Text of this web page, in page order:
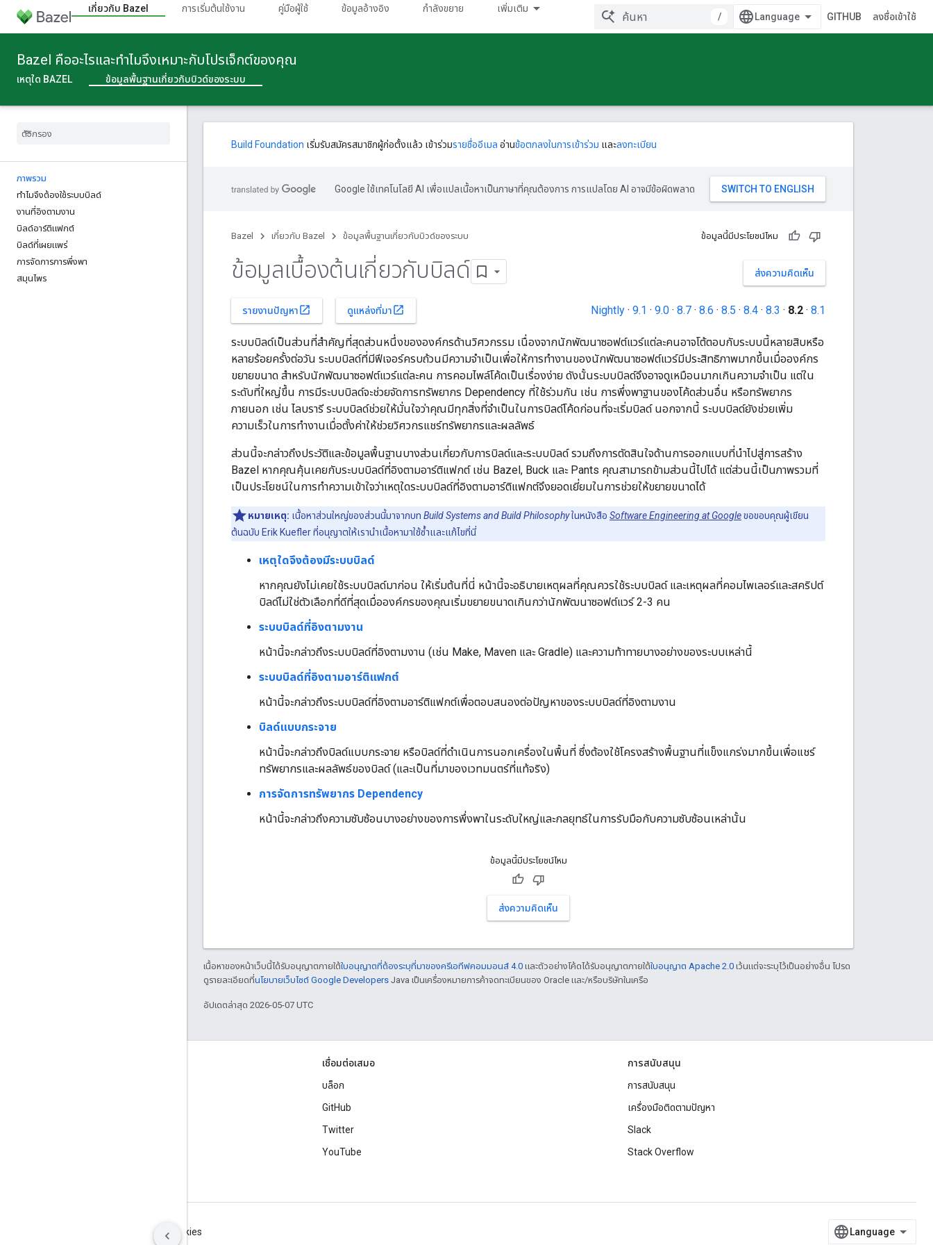
เกี่ยวกับ Bazel การเริ่มต้นใช้งาน คู่มือผู้ใช้ ข้อมูลอ้างอิง กําลังขยาย เพิ่มเติม
/ GITHUB ลงชื่อเข้าใช้
Bazel คืออะไรและทําไมจึงเหมาะกับโปรเจ็กต์ของคุณ
เหตุใด BAZEL ข้อมูลพื้นฐานเกี่ยวกับบิวด์ของระบบ
ภาพรวม
ทําไมจึงต้องใช้ระบบบิลด์
งานที่อิงตามงาน
บิลด์อาร์ติแฟกต์
บิลด์ที่เผยแพร่
การจัดการการพึ่งพา
สมุนไพร
Build Foundation เริ่มรับสมัครสมาชิกผู้ก่อตั้งแล้ว เข้าร่วมรายชื่ออีเมล อ่านข้อตกลงในการเข้าร่วม และลงทะเบียน
Google ใช้เทคโนโลยี AI เพื่อแปลเนื้อหาเป็นภาษาที่คุณต้องการ การแปลโดย AI อาจมีข้อผิดพลาด
Bazel เกี่ยวกับ Bazel ข้อมูลพื้นฐานเกี่ยวกับบิวด์ของระบบ ข้อมูลนี้มีประโยชน์ไหม
ส่งความคิดเห็น
ข้อมูลเบื้องต้นเกี่ยวกับบิลด์
รายงานปัญหา open_in_new ดูแหล่งที่มา open_in_new Nightly · 9.1 · 9.0 · 8.7 · 8.6 · 8.5 · 8.4 · 8.3 · 8.2 · 8.1
ระบบบิลด์เป็นส่วนที่สำคัญที่สุดส่วนหนึ่งขององค์กรด้านวิศวกรรม เนื่องจากนักพัฒนาซอฟต์แวร์แต่ละคนอาจโต้ตอบกับระบบนี้หลายสิบหรือ
หลายร้อยครั้งต่อวัน ระบบบิลด์ที่มีฟีเจอร์ครบถ้วนมีความจำเป็นเพื่อให้การทำงานของนักพัฒนาซอฟต์แวร์มีประสิทธิภาพมากขึ้นเมื่อองค์กร
ขยายขนาด สำหรับนักพัฒนาซอฟต์แวร์แต่ละคน การคอมไพล์โค้ดเป็นเรื่องง่าย ดังนั้นระบบบิลด์จึงอาจดูเหมือนมากเกินความจำเป็น แต่ใน
ระดับที่ใหญ่ขึ้น การมีระบบบิลด์จะช่วยจัดการทรัพยากร Dependency ที่ใช้ร่วมกัน เช่น การพึ่งพาฐานของโค้ดส่วนอื่น หรือทรัพยากร
ภายนอก เช่น ไลบรารี ระบบบิลด์ช่วยให้มั่นใจว่าคุณมีทุกสิ่งที่จำเป็นในการบิลด์โค้ดก่อนที่จะเริ่มบิลด์ นอกจากนี้ ระบบบิลด์ยังช่วยเพิ่ม
ความเร็วในการทำงานเมื่อตั้งค่าให้ช่วยวิศวกรแชร์ทรัพยากรและผลลัพธ์
ส่วนนี้จะกล่าวถึงประวัติและข้อมูลพื้นฐานบางส่วนเกี่ยวกับการบิลด์และระบบบิลด์ รวมถึงการตัดสินใจด้านการออกแบบที่นำไปสู่การสร้าง
Bazel หากคุณคุ้นเคยกับระบบบิลด์ที่อิงตามอาร์ติแฟกต์ เช่น Bazel, Buck และ Pants คุณสามารถข้ามส่วนนี้ไปได้ แต่ส่วนนี้เป็นภาพรวมที่
เป็นประโยชน์ในการทำความเข้าใจว่าเหตุใดระบบบิลด์ที่อิงตามอาร์ติแฟกต์จึงยอดเยี่ยมในการช่วยให้ขยายขนาดได้
หมายเหตุ: เนื้อหาส่วนใหญ่ของส่วนนี้มาจากบท Build Systems and Build Philosophyในหนังสือ Software Engineering at Googleขอขอบคุณผู้เขียน
ต้นฉบับ Erik Kuefler ที่อนุญาตให้เรานำเนื้อหามาใช้ซ้ำและแก้ไขที่นี่
เหตุใดจึงต้องมีระบบบิลด์
หากคุณยังไม่เคยใช้ระบบบิลด์มาก่อน ให้เริ่มต้นที่นี่ หน้านี้จะอธิบายเหตุผลที่คุณควรใช้ระบบบิลด์ และเหตุผลที่คอมไพเลอร์และสคริปต์
บิลด์ไม่ใช่ตัวเลือกที่ดีที่สุดเมื่อองค์กรของคุณเริ่มขยายขนาดเกินกว่านักพัฒนาซอฟต์แวร์ 2-3 คน
ระบบบิลด์ที่อิงตามงาน
หน้านี้จะกล่าวถึงระบบบิลด์ที่อิงตามงาน (เช่น Make, Maven และ Gradle) และความท้าทายบางอย่างของระบบเหล่านี้
ระบบบิลด์ที่อิงตามอาร์ติแฟกต์
หน้านี้จะกล่าวถึงระบบบิลด์ที่อิงตามอาร์ติแฟกต์เพื่อตอบสนองต่อปัญหาของระบบบิลด์ที่อิงตามงาน
บิลด์แบบกระจาย
หน้านี้จะกล่าวถึงบิลด์แบบกระจาย หรือบิลด์ที่ดำเนินการนอกเครื่องในพื้นที่ ซึ่งต้องใช้โครงสร้างพื้นฐานที่แข็งแกร่งมากขึ้นเพื่อแชร์
ทรัพยากรและผลลัพธ์ของบิลด์ (และเป็นที่มาของเวทมนตร์ที่แท้จริง)
การจัดการทรัพยากร Dependency
หน้านี้จะกล่าวถึงความซับซ้อนบางอย่างของการพึ่งพาในระดับใหญ่และกลยุทธ์ในการรับมือกับความซับซ้อนเหล่านั้น
ข้อมูลนี้มีประโยชน์ไหม
ส่งความคิดเห็น
เนื้อหาของหน้าเว็บนี้ได้รับอนุญาตภายใต้ใบอนุญาตที่ต้องระบุที่มาของครีเอทีฟคอมมอนส์ 4.0 และตัวอย่างโค้ดได้รับอนุญาตภายใต้ใบอนุญาต Apache 2.0 เว้นแต่จะระบุไว้เป็นอย่างอื่น โปรด
ดูรายละเอียดที่นโยบายเว็บไซต์ Google Developers Java เป็นเครื่องหมายการค้าจดทะเบียนของ Oracle และ/หรือบริษัทในเครือ
อัปเดตล่าสุด 2026-05-07 UTC
เชื่อมต่อเสมอ
บล็อก
GitHub
Twitter
YouTube
การสนับสนุน
การสนับสนุน
เครื่องมือติดตามปัญหา
Slack
Stack Overflow
Manage cookies